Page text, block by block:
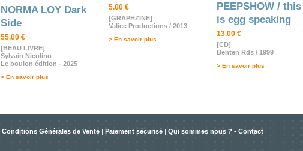
NORMA LOY Dark
Side
55.00 €
[BEAU LIVRE]
Sylvain Nicolino
Le boulon édition - 2025
> En savoir plus
5.00 €
[GRAPHZINE]
Valice Productions / 2013
> En savoir plus
PEEPSHOW / this
is egg speaking
13.00 €
[CD]
Benten Rds / 1999
> En savoir plus
Conditions Générales de Vente| Paiement sécurisé| Qui sommes nous ? - Contact